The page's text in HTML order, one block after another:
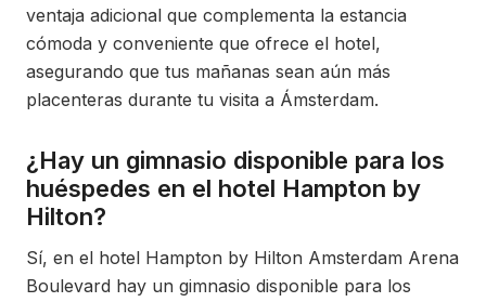
ventaja adicional que complementa la estancia
cómoda y conveniente que ofrece el hotel,
asegurando que tus mañanas sean aún más
placenteras durante tu visita a Ámsterdam.
¿Hay un gimnasio disponible para los
huéspedes en el hotel Hampton by
Hilton?
Sí, en el hotel Hampton by Hilton Amsterdam Arena
Boulevard hay un gimnasio disponible para los